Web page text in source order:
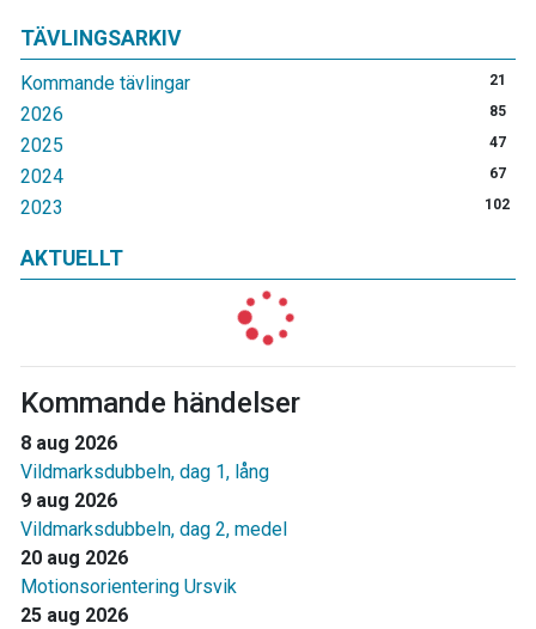
TÄVLINGSARKIV
Kommande tävlingar 21
2026 85
2025 47
2024 67
2023 102
AKTUELLT
Kommande händelser
8 aug 2026
Vildmarksdubbeln, dag 1, lång
9 aug 2026
Vildmarksdubbeln, dag 2, medel
20 aug 2026
Motionsorientering Ursvik
25 aug 2026